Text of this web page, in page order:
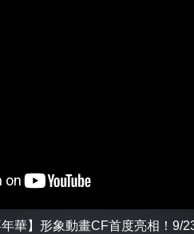
年華】形象動畫CF首度亮相！9/